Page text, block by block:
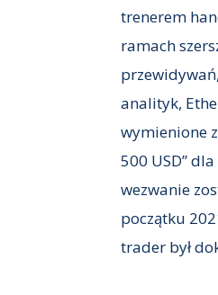
trenerem
ramach
analityk,
wymienione
500 USD”
wezwanie
początku
trader był